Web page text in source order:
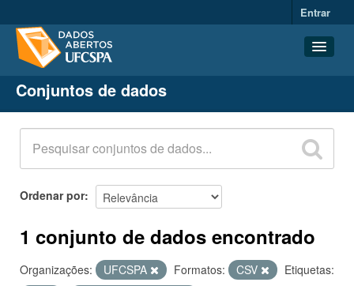
Entrar
Conjuntos de dados
Organizações
Grupos
Sobre
Conjuntos de dados
Ordenar por
1 conjunto de dados encontrado
Organizações: UFCSPA Formatos: CSV
Etiquetas: